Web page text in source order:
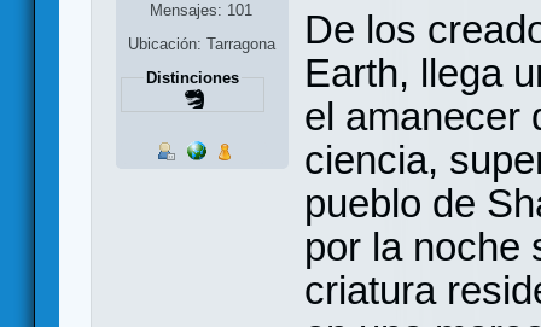
Mensajes: 101
Ubicación: Tarragona
Distinciones
De los
Earth, llega
el amanecer
ciencia,
pueblo de
por la noche
criatura